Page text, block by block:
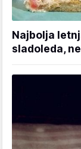
Najbolja
sladoleda,